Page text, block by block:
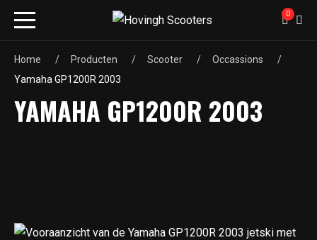
0
Home Producten Scooter
Occassions
Yamaha GP1200R 2003
YAMAHA GP1200R 2003